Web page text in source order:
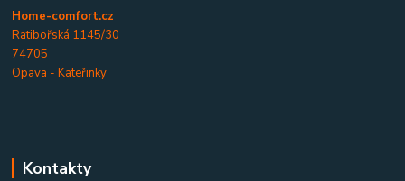
Home-comfort.cz
Ratibořská 1145/30
74705
Opava - Kateřinky
Kontakty